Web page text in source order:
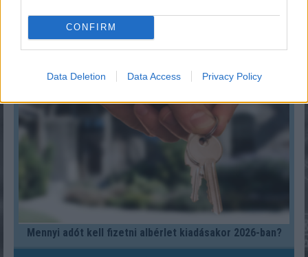
CONFIRM
Data Deletion Data Access Privacy Policy
volna-e valaha!
KISZÁMOLOM!
Mennyi adót kell fizetni albérlet kiadásakor 2026-ban?